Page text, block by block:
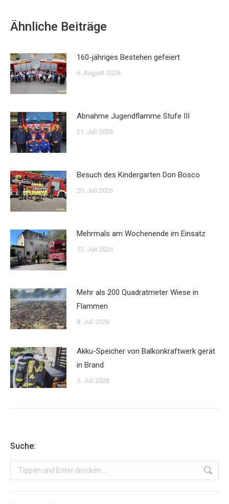
Ähnliche Beiträge
160-jähriges Bestehen gefeiert
6. August 2026
Abnahme Jugendflamme Stufe III
21. Juli 2026
Besuch des Kindergarten Don Bosco
20. Juli 2026
Mehrmals am Wochenende im Einsatz
13. Juli 2026
Mehr als 200 Quadratmeter Wiese in
Flammen
8. Juli 2026
Akku-Speicher von Balkonkraftwerk gerät
in Brand
5. Juli 2026
Suche:
Search: